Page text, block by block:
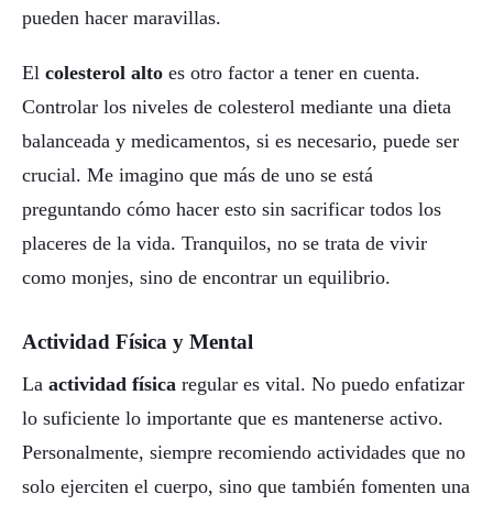
pueden hacer maravillas.
El colesterol alto es otro factor a tener en cuenta.
Controlar los niveles de colesterol mediante una dieta
balanceada y medicamentos, si es necesario, puede ser
crucial. Me imagino que más de uno se está
preguntando cómo hacer esto sin sacrificar todos los
placeres de la vida. Tranquilos, no se trata de vivir
como monjes, sino de encontrar un equilibrio.
Actividad Física y Mental
La actividad física regular es vital. No puedo enfatizar
lo suficiente lo importante que es mantenerse activo.
Personalmente, siempre recomiendo actividades que no
solo ejerciten el cuerpo, sino que también fomenten una